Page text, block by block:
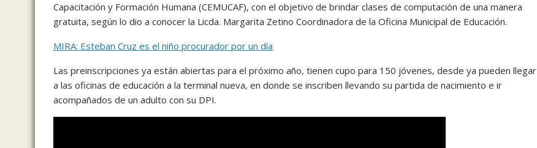
Capacitación y Formación Humana (CEMUCAF), con el objetivo de brindar clases de computación de una manera
gratuita, según lo dio a conocer la Licda. Margarita Zetino Coordinadora de la Oficina Municipal de Educación.
MIRA: Esteban Cruz es el niño procurador por un día
Las preinscripciones ya están abiertas para el próximo año, tienen cupo para 150 jóvenes, desde ya pueden llegar
a las oficinas de educación a la terminal nueva, en donde se inscriben llevando su partida de nacimiento e ir
acompañados de un adulto con su DPI.